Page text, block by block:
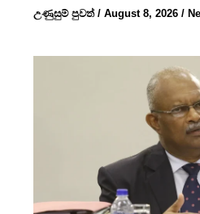
උණුසුම් පුවත්/August 8, 2026/